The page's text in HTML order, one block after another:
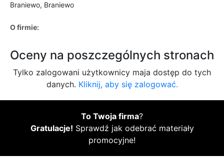
Braniewo, Braniewo
O firmie:
Oceny na poszczególnych stronach
Tylko zalogowani użytkownicy maja dostęp do tych
danych. Kliknij, aby się zalogować.
To Twoja firma?
Gratulacje! Sprawdź jak odebrać materiały
promocyjne!